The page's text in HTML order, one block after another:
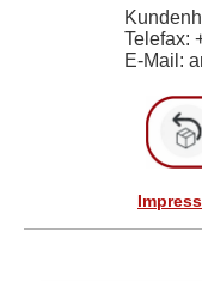
Telefax:
E-Mail: